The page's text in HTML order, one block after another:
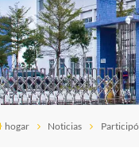
hogar Noticias